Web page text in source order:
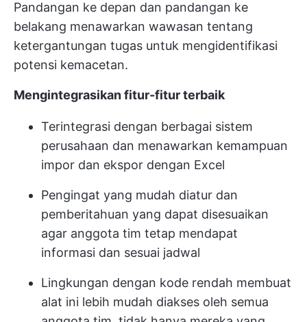
Pandangan ke depan dan pandangan ke
belakang menawarkan wawasan tentang
ketergantungan tugas untuk mengidentifikasi
potensi kemacetan.
Mengintegrasikan fitur-fitur terbaik
Terintegrasi dengan berbagai sistem
perusahaan dan menawarkan kemampuan
impor dan ekspor dengan Excel
Pengingat yang mudah diatur dan
pemberitahuan yang dapat disesuaikan
agar anggota tim tetap mendapat
informasi dan sesuai jadwal
Lingkungan dengan kode rendah membuat
alat ini lebih mudah diakses oleh semua